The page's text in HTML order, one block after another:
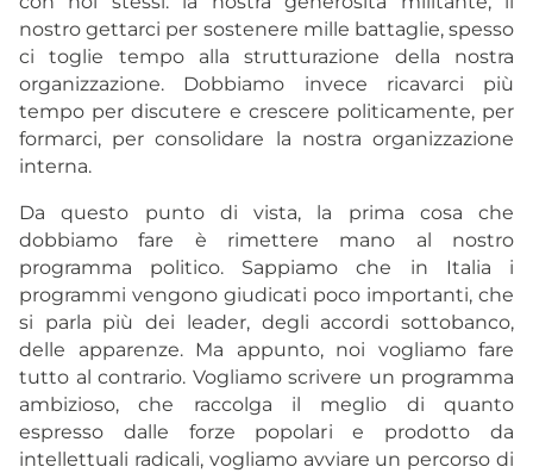
nostro gettarci per sostenere mille battaglie, spesso
ci toglie tempo alla strutturazione della nostra
organizzazione. Dobbiamo invece ricavarci più
tempo per discutere e crescere politicamente, per
formarci, per consolidare la nostra organizzazione
interna.
Da questo punto di vista, la prima cosa che
dobbiamo fare è rimettere mano al nostro
programma politico. Sappiamo che in Italia i
programmi vengono giudicati poco importanti, che
si parla più dei leader, degli accordi sottobanco,
delle apparenze. Ma appunto, noi vogliamo fare
tutto al contrario. Vogliamo scrivere un programma
ambizioso, che raccolga il meglio di quanto
espresso dalle forze popolari e prodotto da
intellettuali radicali, vogliamo avviare un percorso di